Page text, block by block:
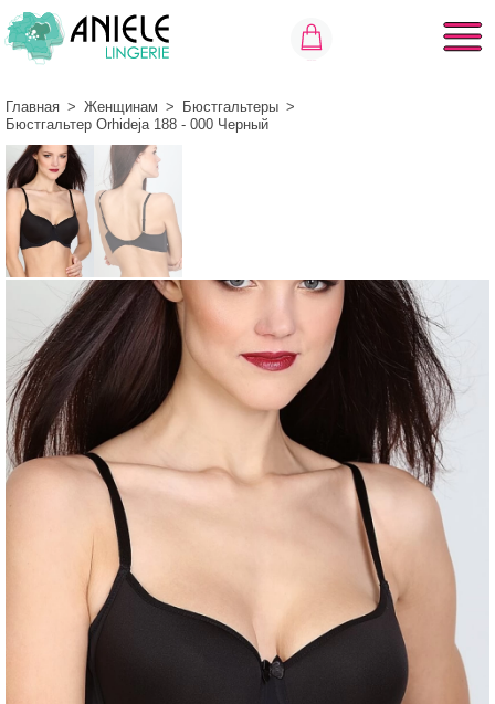
Главная > Женщинам > Бюстгальтеры >
Бюстгальтер Orhideja 188 - 000 Черный